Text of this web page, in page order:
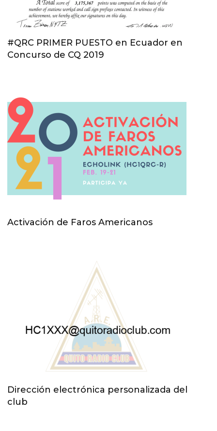
#QRC PRIMER PUESTO en Ecuador en
Concurso de CQ 2019
Activación de Faros Americanos
Dirección electrónica personalizada del
club